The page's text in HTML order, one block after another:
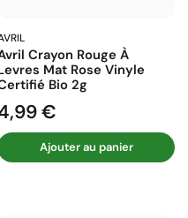
Crayon Rouge À
Mat Rose Vinyle
Bio 2g
€
Ajouter au panier